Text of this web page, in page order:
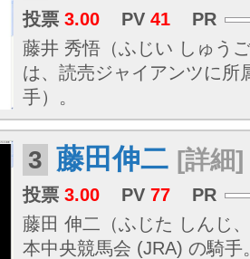
投票 3.00 PV 41
PR
藤井 秀悟（ふじい しゅう
は、読売ジャイアンツに所
手）。
3 藤田伸二 [詳細]
投票 3.00 PV 77
PR
藤田 伸二（ふじた しんじ
本中央競馬会 (JRA) の騎